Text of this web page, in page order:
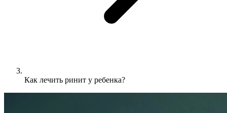
Как лечить ринит у ребенка?